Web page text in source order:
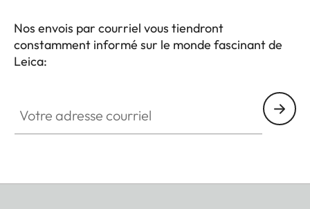
Nos envois par courriel vous tiendront
constamment informé sur le monde fascinant de
Leica: